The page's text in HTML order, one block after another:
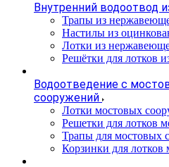
Внутренний водоотвод
Трапы из
Настилы из
Лотки из
Решётки для лотков
Водоотведение с
сооружений
Лотки мостовых
Решетки для лотков
Трапы для мостовых
Корзинки для